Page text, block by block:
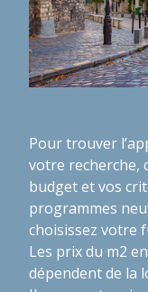
Pour trouver
votre recherche,
budget et vos
programmes
choisissez votre
Les prix du m2
dépendent de la